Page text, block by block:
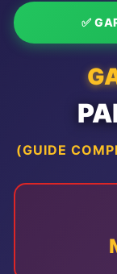
✅
(GUIDE